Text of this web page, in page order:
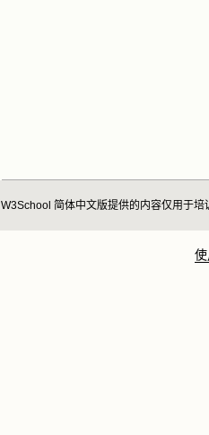
W3School 简体中文版提供的内容仅用于